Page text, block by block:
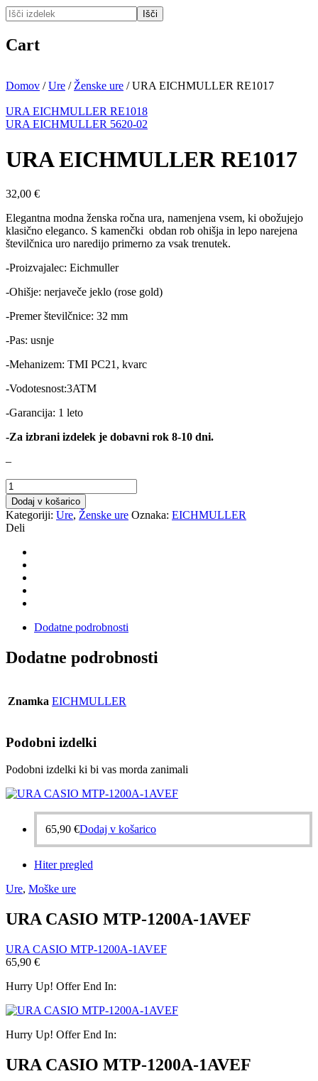
Išči
Cart
Domov / Ure / Ženske ure /URA EICHMULLER RE1017
URA EICHMULLER RE1018
URA EICHMULLER 5620-02
URA EICHMULLER RE1017
32,00 €
Elegantna modna ženska ročna ura, namenjena vsem, ki obožujejo
klasično eleganco. S kamenčki obdan rob ohišja in lepo narejena
številčnica uro naredijo primerno za vsak trenutek.
-Proizvajalec: Eichmuller
-Ohišje: nerjaveče jeklo (rose gold)
-Premer številčnice: 32 mm
-Pas: usnje
-Mehanizem: TMI PC21, kvarc
-Vodotesnost:3ATM
-Garancija: 1 leto
-Za izbrani izdelek je dobavni rok 8-10 dni.
–
URA
EICHMULLER
RE1017
količina
Dodaj v košarico
Kategoriji: Ure, Ženske ure Oznaka: EICHMULLER
Deli
Dodatne podrobnosti
Dodatne podrobnosti
Znamka EICHMULLER
Podobni izdelki
Podobni izdelki ki bi vas morda zanimali
65,90 €Dodaj v košarico
Hiter pregled
Ure, Moške ure
URA CASIO MTP-1200A-1AVEF
URA CASIO MTP-1200A-1AVEF
65,90 €
Hurry Up! Offer End In:
Hurry Up! Offer End In:
URA CASIO MTP-1200A-1AVEF